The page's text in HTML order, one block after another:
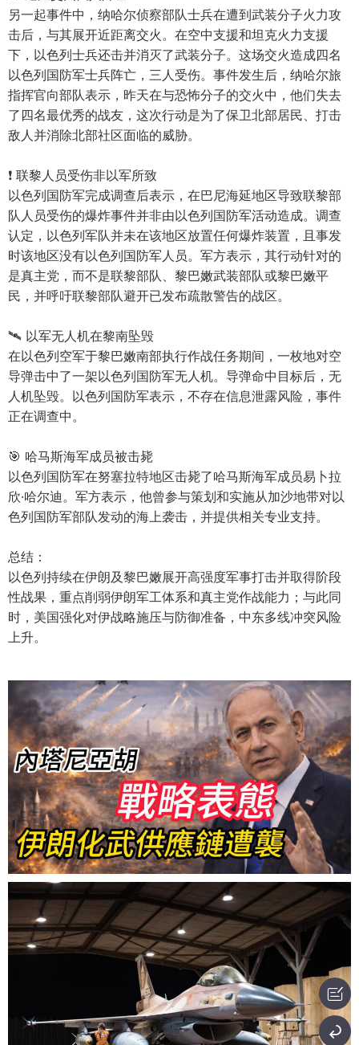
另一起事件中，纳哈尔侦察部队士兵在遭到武装分子火力攻
击后，与其展开近距离交火。在空中支援和坦克火力支援
下，以色列士兵还击并消灭了武装分子。这场交火造成四名
以色列国防军士兵阵亡，三人受伤。事件发生后，纳哈尔旅
指挥官向部队表示，昨天在与恐怖分子的交火中，他们失去
了四名最优秀的战友，这次行动是为了保卫北部居民、打击
敌人并消除北部社区面临的威胁。
❗️ 联黎人员受伤非以军所致
以色列国防军完成调查后表示，在巴尼海延地区导致联黎部
队人员受伤的爆炸事件并非由以色列国防军活动造成。调查
认定，以色列军队并未在该地区放置任何爆炸装置，且事发
时该地区没有以色列国防军人员。军方表示，其行动针对的
是真主党，而不是联黎部队、黎巴嫩武装部队或黎巴嫩平
民，并呼吁联黎部队避开已发布疏散警告的战区。
🛰️ 以军无人机在黎南坠毁
在以色列空军于黎巴嫩南部执行作战任务期间，一枚地对空
导弹击中了一架以色列国防军无人机。导弹命中目标后，无
人机坠毁。以色列国防军表示，不存在信息泄露风险，事件
正在调查中。
🎯 哈马斯海军成员被击毙
以色列国防军在努塞拉特地区击毙了哈马斯海军成员易卜拉
欣·哈尔迪。军方表示，他曾参与策划和实施从加沙地带对以
色列国防军部队发动的海上袭击，并提供相关专业支持。
总结：
以色列持续在伊朗及黎巴嫩展开高强度军事打击并取得阶段
性战果，重点削弱伊朗军工体系和真主党作战能力；与此同
时，美国强化对伊战略施压与防御准备，中东多线冲突风险
上升。